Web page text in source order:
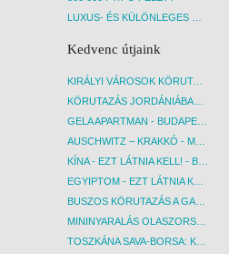
LUXUS- ÉS KÜLÖNLEGES UTAK
Kedvenc útjaink
KIRÁLYI VÁROSOK KÖRUTAZÁS KÖZVETLEN REPÜLŐJÁRATTAL - BUDAPEST, REPÜLŐ
KÖRUTAZÁS JORDÁNIÁBAN, HOLT-TENGERI PIHENÉSSEL - BUDAPEST, REPÜLŐ
GELA APARTMAN - BUDAPEST, REPÜLŐ
AUSCHWITZ – KRAKKÓ - MEGRÁZÓ IDŐUTAZÁS! - BUDAPEST, BUSZ
KÍNA - EZT LÁTNIA KELL! - BUDAPEST, REPÜLŐ
EGYIPTOM - EZT LÁTNIA KELL! - BUDAPEST, REPÜLŐ
BUSZOS KÖRUTAZÁS A GARDA-TÓ KÖRNYÉKÉN - BUDAPEST, BUSZ
MININYARALÁS OLASZORSZÁGBAN: ÉSZAK-OLASZ GYÖNGYSZEMEK NYOMÁBAN - BUDAPEST, BUSZ
TOSZKÁNA SAVA-BORSA: KÓSTOLÓK ÉS KULTURÁLIS UTAZÁS - BUDAPEST, BUSZ